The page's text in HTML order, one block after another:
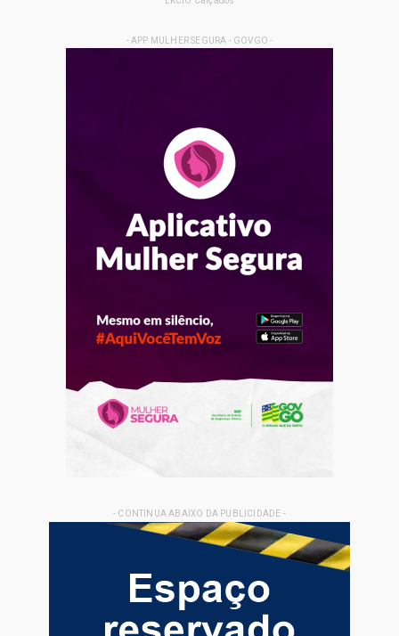
- APP MULHER SEGURA - GOVGO -
- CONTINUA ABAIXO DA PUBLICIDADE -